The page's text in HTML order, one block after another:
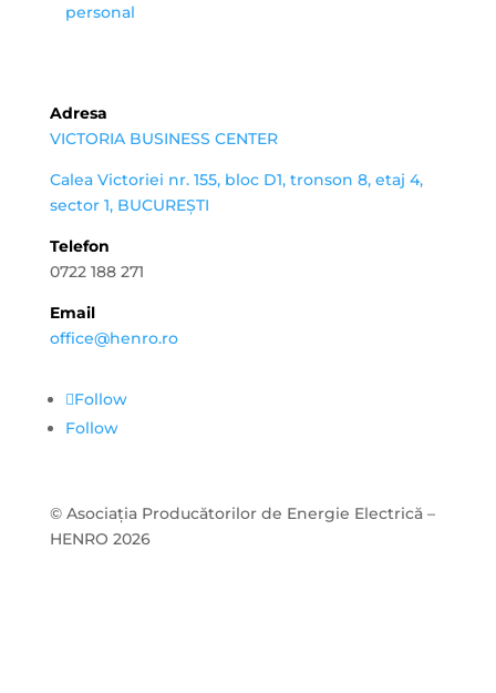
personal
Adresa
VICTORIA BUSINESS CENTER
Calea Victoriei nr. 155, bloc D1, tronson 8, etaj 4,
sector 1, BUCUREȘTI
Telefon
0722 188 271
Email
office@henro.ro
Follow
Follow
© Asociația Producătorilor de Energie Electrică –
HENRO 2026